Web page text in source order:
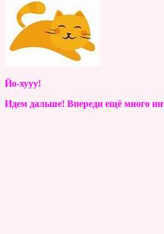
Йо-хууу!
Идем дальше! Впереди ещё много